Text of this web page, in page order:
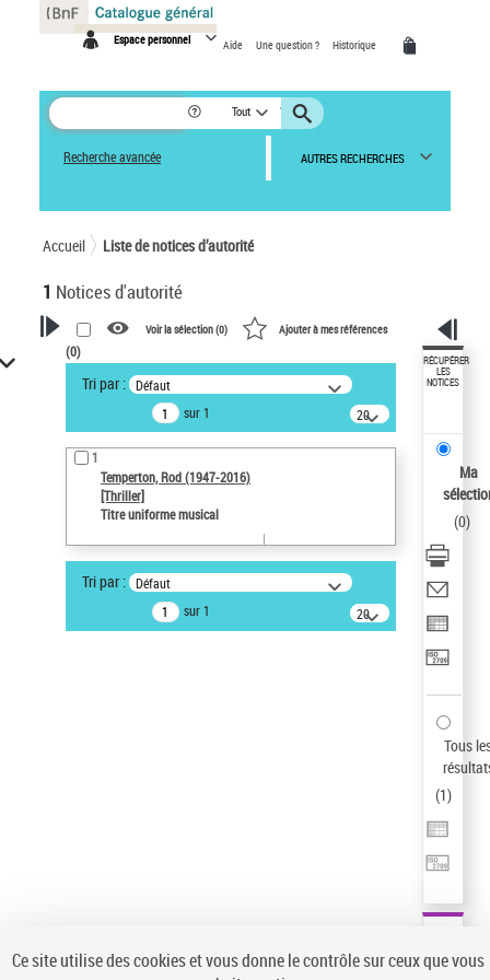
Espace personnel Aide Une question ? Historique
Tout
Recherche avancée AUTRES RECHERCHES
Accueil Liste de notices d’autorité
1 Notices d'autorité
VOTRE RECHERCHE
Recherche avancée dans les
notices d’autorité
Œuvres liées à l'auteur :
Temperton, Rod (1947-2016)
Type de notice d'autorité
Type de notice d'autorité
Voir la sélection (0) Ajouter à mes références
(0)
Tri par : Défaut
sur 1
20
résultats/page
1
Temperton, Rod (1947-2016)
[Thriller]
Titre uniforme musical
Tri par : Défaut
sur 1
20
résultats/page
RÉCUPÉRER
LES
NOTICES
Ma
(0)
Tous
(1)
Panneau de gestion des cookies
Ce site utilise des cookies et vous donne le contrôle sur ceux que vous